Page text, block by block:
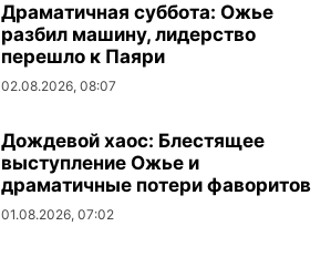
Драматичная суббота: Ожье
разбил машину, лидерство
перешло к Паяри
02.08.2026, 08:07
Дождевой хаос: Блестящее
выступление Ожье и
драматичные потери фаворитов
01.08.2026, 07:02